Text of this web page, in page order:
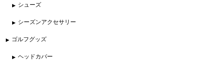
シューズ
シーズンアクセサリー
ゴルフグッズ
ヘッドカバー